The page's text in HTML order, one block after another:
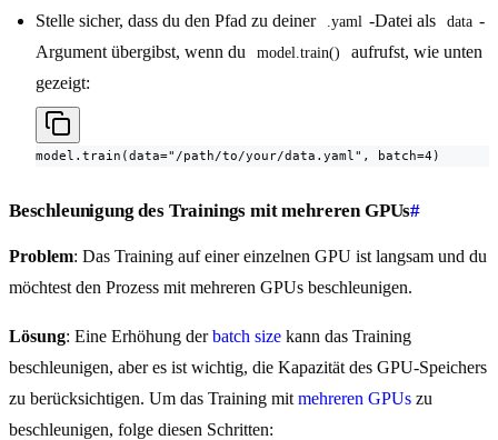
Stelle sicher, dass du den Pfad zu deiner .yaml -Datei als data -
Argument übergibst, wenn du
model.train()
aufrufst, wie unten
gezeigt:
model.train(data="/path/to/your/data.yaml", batch=4)
Beschleunigung des Trainings mit mehreren GPUs#
Problem: Das Training auf einer einzelnen GPU ist langsam und du
möchtest den Prozess mit mehreren GPUs beschleunigen.
Lösung: Eine Erhöhung derbatch size kann das Training
beschleunigen, aber es ist wichtig, die Kapazität des GPU-Speichers
zu berücksichtigen. Um das Training mit mehreren GPUs zu
beschleunigen, folge diesen Schritten: